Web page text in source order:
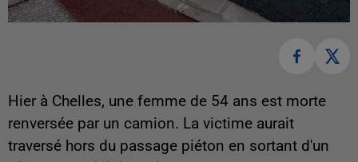
Hier à Chelles, une femme de 54 ans est morte
renversée par un camion. La victime aurait
traversé hors du passage piéton en sortant d'un